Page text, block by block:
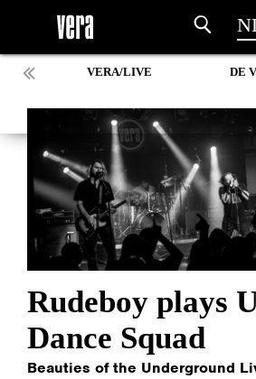
VERA/LIVE DE
Rudeboy plays
Dance Squad
Beauties of the Underground